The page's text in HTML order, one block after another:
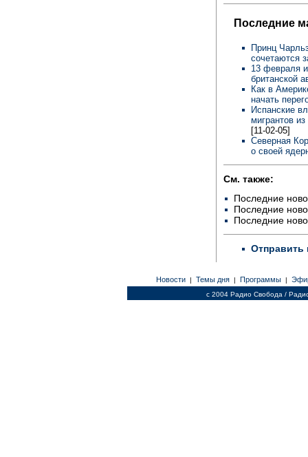
Последние
Принц
сочетаются
13 февраля
британской
Как в
начать
Испанские
мигрантов
[11-02-05]
Северная
о своей
См. также:
Последние
Последние
Последние
Отправить
Новости | Темы дня | Программы |
c 2004 Радио Свобода /